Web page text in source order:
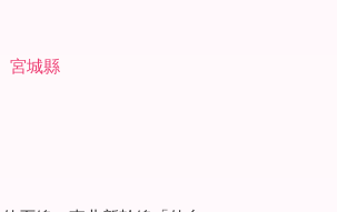
宮城縣